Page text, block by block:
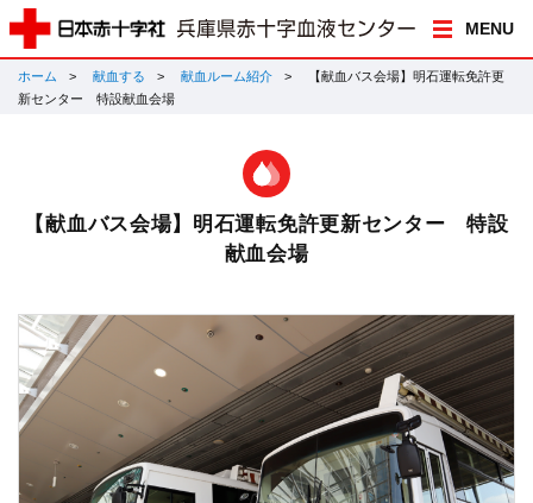
MENU
ホーム 献血する 献血ルーム紹介
【献血バス会場】明石運転免許更
新センター 特設献血会場
【献血バス会場】明石運転免許更新センター 特設
献血会場